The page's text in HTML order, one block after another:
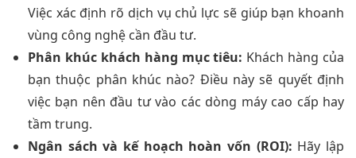
Việc xác định rõ dịch vụ chủ lực sẽ giúp bạn khoanh
vùng công nghệ cần đầu tư.
Phân khúc khách hàng mục tiêu: Khách hàng của
bạn thuộc phân khúc nào? Điều này sẽ quyết định
việc bạn nên đầu tư vào các dòng máy cao cấp hay
tầm trung.
Ngân sách và kế hoạch hoàn vốn (ROI): Hãy lập